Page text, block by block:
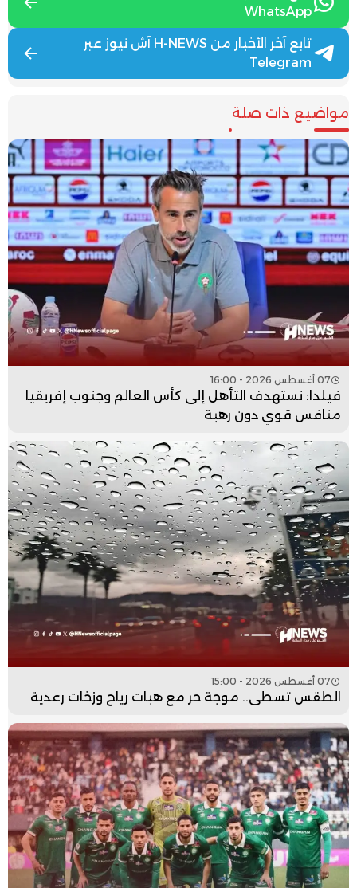
WhatsApp
تابع آخر الأخبار من H-NEWS آش نيوز عبر
Telegram
مواضيع ذات صلة
07 أغسطس 2026 - 16:00
فيلدا: نستهدف التأهل إلى كأس العالم وجنوب إفريقيا
منافس قوي دون رهبة
07 أغسطس 2026 - 15:00
الطقس تسطى.. موجة حر مع هبات رياح وزخات رعدية